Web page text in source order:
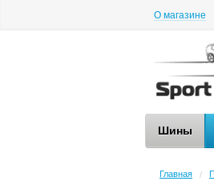
О магазине
Шины
Главная /